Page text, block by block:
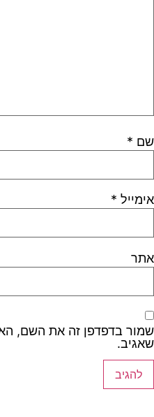
שם *
אימייל *
אתר
שמור בדפדפן זה את השם,
שאגיב.